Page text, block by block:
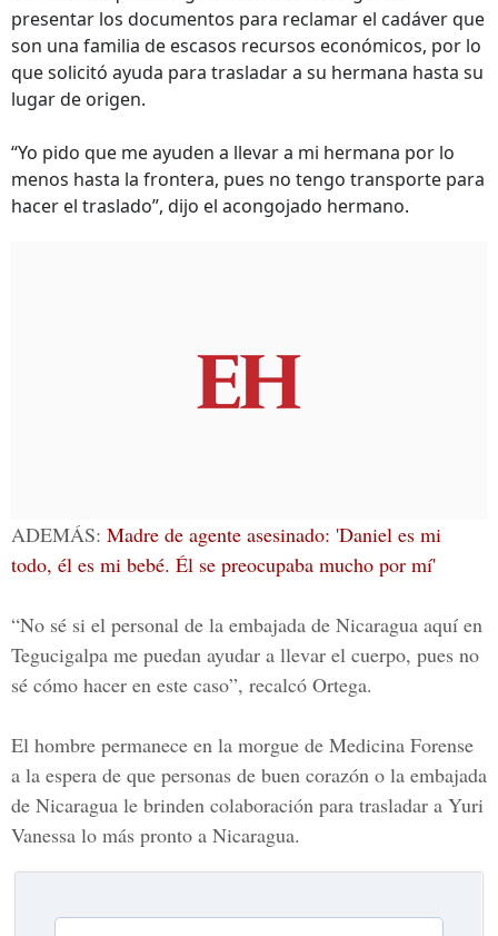
presentar los documentos para reclamar el cadáver que
son una familia de escasos recursos económicos, por lo
que solicitó ayuda para trasladar a su hermana hasta su
lugar de origen.
“Yo pido que me ayuden a llevar a mi hermana por lo
menos hasta la frontera, pues no tengo transporte para
hacer el traslado”, dijo el acongojado hermano.
ADEMÁS: Madre de agente asesinado: 'Daniel es mi
todo, él es mi bebé. Él se preocupaba mucho por mí'
“No sé si el personal de la embajada de Nicaragua aquí en
Tegucigalpa me puedan ayudar a llevar el cuerpo, pues no
sé cómo hacer en este caso”, recalcó Ortega.
El hombre permanece en la morgue de Medicina Forense
a la espera de que personas de buen corazón o la embajada
de Nicaragua le brinden colaboración para trasladar a Yuri
Vanessa lo más pronto a Nicaragua.